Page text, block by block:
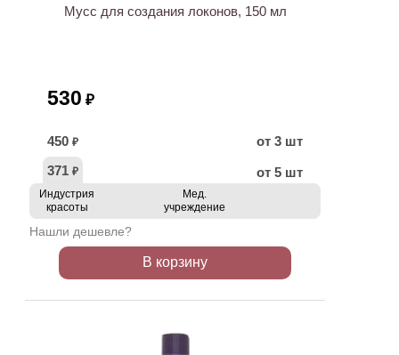
Мусс для создания локонов, 150 мл
530 ₽
450 ₽
от 3 шт
371 ₽ от 5 шт
Индустрия
красоты
Мед.
учреждение
Нашли дешевле?
В корзину